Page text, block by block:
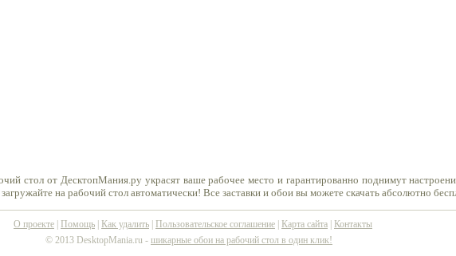
стол от ДесктопМания.ру украсят ваше рабочее место и гарантированно поднимут
на рабочий стол автоматически! Все заставки и обои вы можете скачать абсолютно
О проекте Помощь Как удалить Пользовательское соглашение Карта сайта
Контакты
© 2013 DesktopMania.ru - шикарные обои на рабочий стол в один клик!